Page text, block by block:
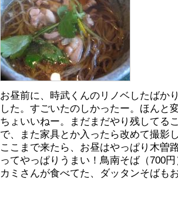
お昼前に、時武くんのリノベしたばか
した。すごいたのしかったー。ほんと
ちょいいねー。まだまだやり残してる
で、また家具とか入ったら改めて撮影
ここまで来たら、お昼はやっぱり木曽
ってやっぱりうまい！鳥南そば（700
カミさんが食べてた、ダッタンそばも